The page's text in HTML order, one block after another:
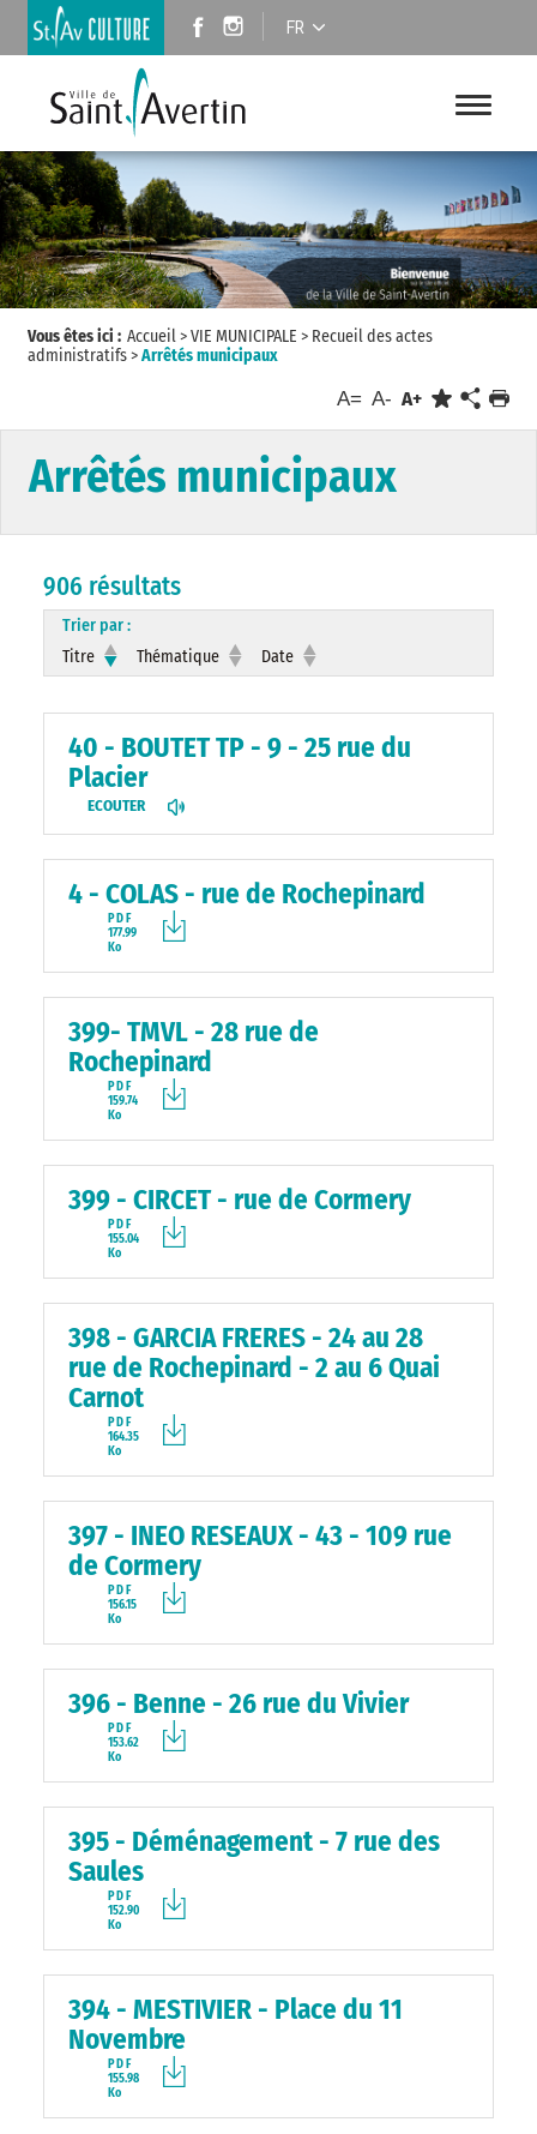
FR
Vous êtes ici : Accueil>VIE MUNICIPALE > Recueil des actes
administratifs>Arrêtés municipaux
A= A- A+
Arrêtés municipaux
906 résultats
Trier par :
Titre
Thématique Date
40 - BOUTET TP - 9 - 25 rue du
Placier
ECOUTER
4 - COLAS - rue de Rochepinard
PDF
177.99
Ko
399- TMVL - 28 rue de
Rochepinard
PDF
159.74
Ko
399 - CIRCET - rue de Cormery
PDF
155.04
Ko
398 - GARCIA FRERES - 24 au 28
rue de Rochepinard - 2 au 6 Quai
Carnot
PDF
164.35
Ko
397 - INEO RESEAUX - 43 - 109 rue
de Cormery
PDF
156.15
Ko
396 - Benne - 26 rue du Vivier
PDF
153.62
Ko
395 - Déménagement - 7 rue des
Saules
PDF
152.90
Ko
394 - MESTIVIER - Place du 11
Novembre
PDF
155.98
Ko